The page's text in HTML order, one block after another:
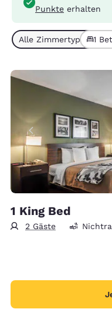
Punkte erhalten
Alle Zimmertypen (4)
1
1 King Bed
2 Gäste